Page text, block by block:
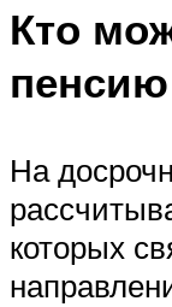
Кто
На
которых